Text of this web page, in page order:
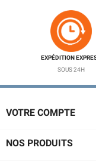
EXPÉDITION
SOUS 24H
VOTRE COMPTE
NOS PRODUITS